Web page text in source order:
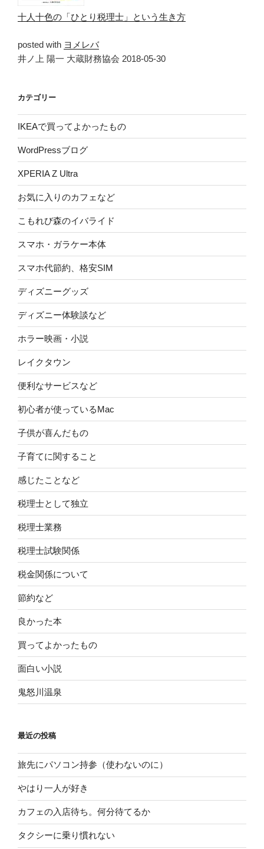
十人十色の「ひとり税理士」という生き方
posted with ヨメレバ
井ノ上 陽一 大蔵財務協会 2018-05-30
カテゴリー
IKEAで買ってよかったもの
WordPressブログ
XPERIA Z Ultra
お気に入りのカフェなど
こもれび森のイバライド
スマホ・ガラケー本体
スマホ代節約、格安SIM
ディズニーグッズ
ディズニー体験談など
ホラー映画・小説
レイクタウン
便利なサービスなど
初心者が使っているMac
子供が喜んだもの
子育てに関すること
感じたことなど
税理士として独立
税理士業務
税理士試験関係
税金関係について
節約など
良かった本
買ってよかったもの
面白い小説
鬼怒川温泉
最近の投稿
旅先にパソコン持参（使わないのに）
やはり一人が好き
カフェの入店待ち。何分待てるか
タクシーに乗り慣れない